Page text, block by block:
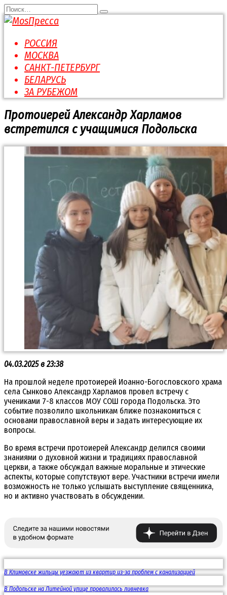
Перейти
к
содержанию
Search
for:
РОССИЯ
МОСКВА
САНКТ-ПЕТЕРБУРГ
БЕЛАРУСЬ
ЗА РУБЕЖОМ
Протоиерей Александр Харламов
встретился с учащимися Подольска
04.03.2025 в 23:38
На прошлой неделе протоиерей Иоанно-Богословского храма
села Сынково Александр Харламов провел встречу с
учениками 7-8 классов МОУ СОШ города Подольска. Это
событие позволило школьникам ближе познакомиться с
основами православной веры и задать интересующие их
вопросы.
Во время встречи протоиерей Александр делился своими
знаниями о духовной жизни и традициях православной
церкви, а также обсуждал важные моральные и этические
аспекты, которые сопутствуют вере. Участники встречи имели
возможность не только услышать выступление священника,
но и активно участвовать в обсуждении.
В Климовске жильцы уезжают из квартир из-за проблем с канализацией
В Подольске на Литейной улице провалилась ливневка